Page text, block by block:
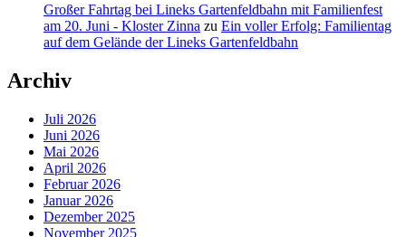
Großer Fahrtag bei Lineks Gartenfeldbahn mit Familienfest
am 20. Juni - Kloster Zinna zu Ein voller Erfolg: Familientag
auf dem Gelände der Lineks Gartenfeldbahn
Archiv
Juli 2026
Juni 2026
Mai 2026
April 2026
Februar 2026
Januar 2026
Dezember 2025
November 2025